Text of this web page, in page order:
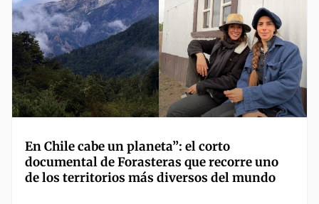
En Chile cabe un planeta”: el corto
documental de Forasteras que recorre uno
de los territorios más diversos del mundo